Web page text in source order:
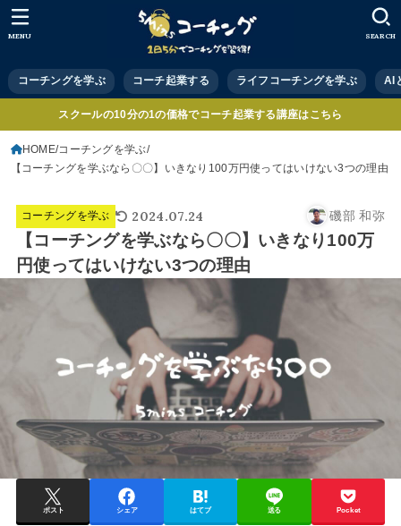
コーチングを学ぶ コーチ起業する ライフコーチングを学ぶ AI
SEARCH
MENU
スクールの10分の1の価格でコーチ起業する講座はこちら
HOME コーチングを学ぶ
【コーチングを学ぶなら〇〇】いきなり100万円使ってはいけない3つの理由
コーチングを学ぶ 2024.07.24 磯部 和弥
【コーチングを学ぶなら〇〇】いきなり100万
円使ってはいけない3つの理由
ポスト シェア はてブ 送る Pocket